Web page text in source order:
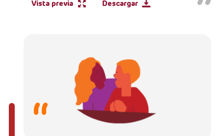
Vista previa Descargar